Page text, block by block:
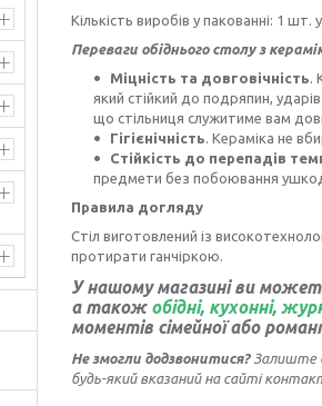
Кількість виробів у пакованні: 1 шт.
Переваги обіднього столу з
Міцність та довговічність.
який стійкий до подряпин,
що стільниця служитиме вам
Гігієнічність. Кераміка не
Стійкість до перепадів
предмети без побоювання
Правила догляду
Стіл виготовлений із
протирати ганчіркою.
У нашому магазині ви
а також обідні, кухонні,
моментів сімейної або
Не змогли додзвонитися? Залиште
будь-який вказаний на сайті